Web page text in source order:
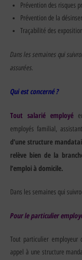
Prévention des risques
Prévention de la
Traçabilité des
Dans les semaines qui
assurées.
Qui est concerné ?
Tout salarié employé
employés familial,
d’une structure
relève bien de la
l’emploi à domicile.
Dans les semaines qui
Pour le particulier
Tout particulier employeur
appel à une structure